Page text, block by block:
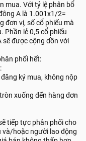
mua. Với tỷ lệ phân bổ
A là 1.001x1/2=
đơn vị, số cổ phiếu mà
Phần lẻ 0,5 cổ phiếu
sẽ được cộng dồn với
phối hết:
ký mua, không nộp
xuống đến hàng đơn
tiếp tực phân phối cho
và/hoặc người lao động